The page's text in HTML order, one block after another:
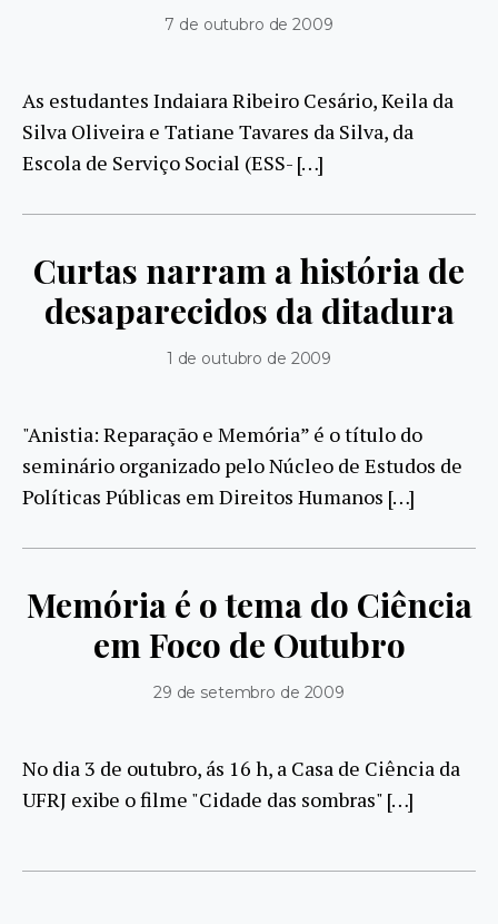
7 de outubro de 2009
As estudantes Indaiara Ribeiro Cesário, Keila da
Silva Oliveira e Tatiane Tavares da Silva, da
Escola de Serviço Social (ESS- […]
Curtas narram a história de
desaparecidos da ditadura
1 de outubro de 2009
"Anistia: Reparação e Memória” é o título do
seminário organizado pelo Núcleo de Estudos de
Políticas Públicas em Direitos Humanos […]
Memória é o tema do Ciência
em Foco de Outubro
29 de setembro de 2009
No dia 3 de outubro, ás 16 h, a Casa de Ciência da
UFRJ exibe o filme "Cidade das sombras" […]